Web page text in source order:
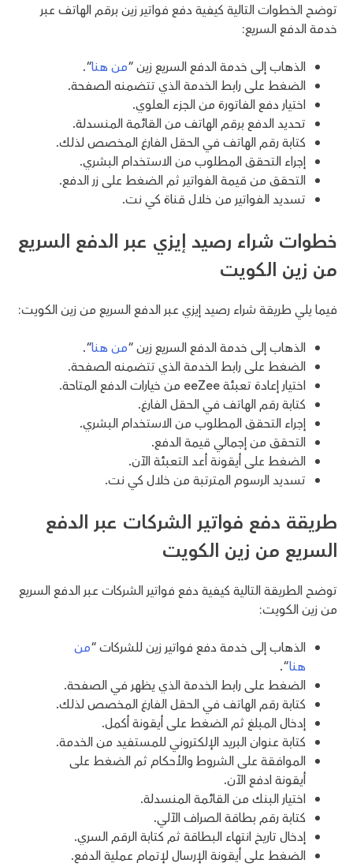
توضح الخطوات التالية كيفية دفع فواتير زين برقم الهاتف عبر
خدمة الدفع السريع:
الذهاب إلى خدمة الدفع السريع زين “من هنا“.
الضغط على رابط الخدمة الذي تتضمنه الصفحة.
اختيار دفع الفاتورة من الجزء العلوي.
تحديد الدفع برقم الهاتف من القائمة المنسدلة.
كتابة رقم الهاتف في الحقل الفارغ المخصص لذلك.
إجراء التحقق المطلوب من الاستخدام البشري.
التحقق من قيمة الفواتير ثم الضغط على زر الدفع.
تسديد الفواتير من خلال قناة كي نت.
خطوات شراء رصيد إيزي عبر الدفع السريع
من زين الكويت
فيما يلي طريقة شراء رصيد إيزي عبر الدفع السريع من زين الكويت:
الذهاب إلى خدمة الدفع السريع زين “من هنا“.
الضغط على رابط الخدمة الذي تتضمنه الصفحة.
اختيار إعادة تعبئة eeZee من خيارات الدفع المتاحة.
كتابة رقم الهاتف في الحقل الفارغ.
إجراء التحقق المطلوب من الاستخدام البشري.
التحقق من إجمالي قيمة الدفع.
الضغط على أيقونة أعد التعبئة الآن.
تسديد الرسوم المترتبة من خلال كي نت.
طريقة دفع فواتير الشركات عبر الدفع
السريع من زين الكويت
توضح الطريقة التالية كيفية دفع فواتير الشركات عبر الدفع السريع
من زين الكويت:
الذهاب إلى خدمة دفع فواتير زين للشركات “من
هنا“.
الضغط على رابط الخدمة الذي يظهر في الصفحة.
كتابة رقم الهاتف في الحقل الفارغ المخصص لذلك.
إدخال المبلغ ثم الضغط على أيقونة أكمل.
كتابة عنوان البريد الإلكتروني للمستفيد من الخدمة.
الموافقة على الشروط والأحكام ثم الضغط على
أيقونة ادفع الآن.
اختيار البنك من القائمة المنسدلة.
كتابة رقم بطاقة الصراف الآلي.
إدخال تاريخ انتهاء البطاقة ثم كتابة الرقم السري.
الضغط على أيقونة الإرسال لإتمام عملية الدفع.